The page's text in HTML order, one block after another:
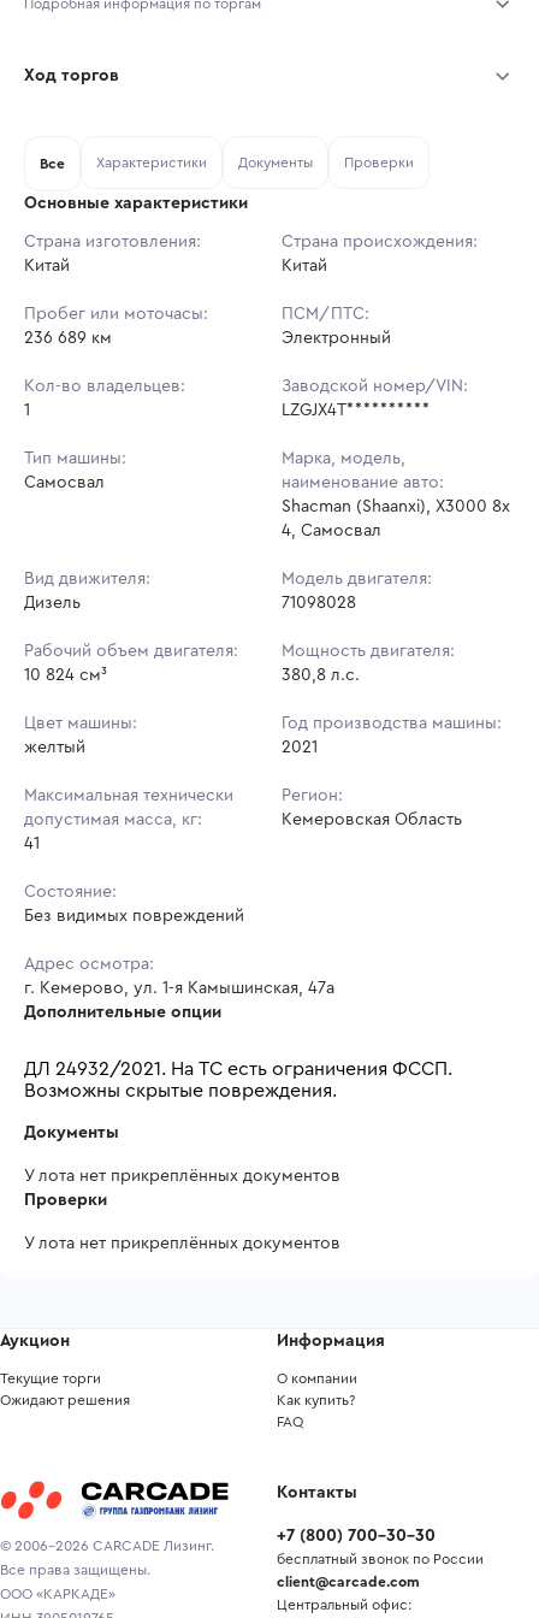
Подробная информация по торгам
Тип аукциона: Открытые торги
Шаг торгов: 19 710 ₽
Кол-во ставок:
Ход торгов
Ставок не найдено
в аукционах
Все Характеристики Документы Проверки
Основные характеристики
Страна изготовления:
Китай
Страна происхождения:
Китай
Пробег или моточасы:
236 689 км
ПСМ/ПТС:
Электронный
Кол-во владельцев:
1
Заводской номер/VIN:
LZGJX4T**********
Тип машины:
Самосвал
Марка, модель,
наименование авто:
Shacman (Shaanxi), X3000 8x
4, Самосвал
Вид движителя:
Дизель
Модель двигателя:
71098028
Рабочий объем двигателя:
10 824 см³
Мощность двигателя:
380,8 л.с.
Цвет машины:
желтый
Год производства машины:
2021
Максимальная технически
допустимая масса, кг:
41
Регион:
Кемеровская Область
Состояние:
Без видимых повреждений
Адрес осмотра:
г. Кемерово, ул. 1-я Камышинская, 47а
Дополнительные опции
ДЛ 24932/2021. На ТС есть ограничения ФССП.
Возможны скрытые повреждения.
Документы
У лота нет прикреплённых документов
Проверки
У лота нет прикреплённых документов
© 2006-2026 CARCADE Лизинг.
Все права защищены.
ООО «КАРКАДЕ»
Аукцион
Текущие торги
Ожидают решения
Информация
О компании
Как купить?
FAQ
Контакты
+7 (800) 700-30-30
бесплатный звонок по России
client@carcade.com
Центральный офис: